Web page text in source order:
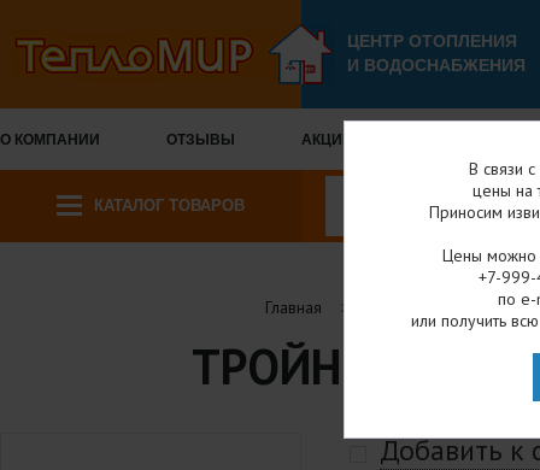
ЦЕНТР ОТОПЛЕНИЯ
И ВОДОСНАБЖЕНИЯ
О КОМПАНИИ ОТЗЫВЫ АКЦИИ И СКИДКИ
КАТАЛОГ ТОВАРОВ
Главная
ТРОЙНИК ПНД
Добавить к
В связи
цены на
Приносим
Цены можно
+7-
по
или получить